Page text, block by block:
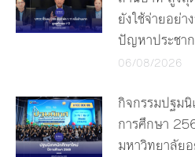
ยังใช้จ่ายอย่า
ปัญหาประชา
06/08/2026
กิจกรรมปฐม
การศึกษา
มหาวิทยาลัย